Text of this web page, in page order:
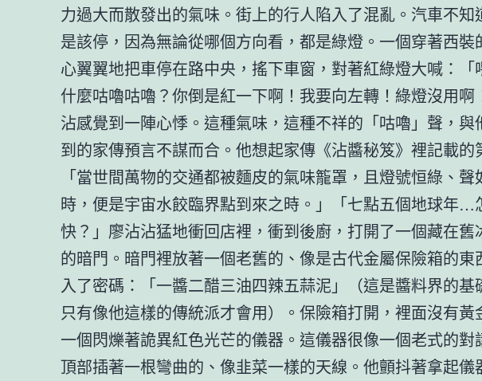
力過大而散發出的氣味。街上的行人陷入了混亂。汽車不知
是該停，因為無論從哪個方向看，都是綠燈。一個穿著西裝
心翼翼地把車停在路中央，搖下車窗，對著紅綠燈大喊：「
什麼咕嚕咕嚕？你倒是紅一下啊！我要向左轉！綠燈沒用啊
沾感覺到一陣心悸。這種氣味，這種不祥的「咕嚕」聲，與
到的家傳預言不謀而合。他想起家傳《沾醬秘笈》裡記載的
「當世間萬物的交通都被麵皮的氣味籠罩，且燈號恒綠、聲
時，便是宇宙水餃臨界點到來之時。」「七點五個地球年…
快？」廖沾沾猛地衝回店裡，衝到後廚，打開了一個藏在舊
的暗門。暗門裡放著一個老舊的、像是古代金屬保險箱的東
入了密碼：「一醬二醋三油四辣五蒜泥」（這是醬料界的基
只有像他這樣的傳統派才會用）。保險箱打開，裡面沒有黃
一個閃爍著詭異紅色光芒的儀器。這儀器很像一個老式的對
頂部插著一根彎曲的、像韭菜一樣的天線。他顫抖著拿起儀